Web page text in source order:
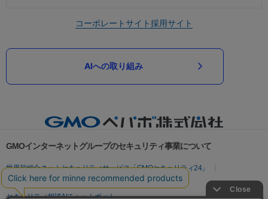
コーポレートサイト採用サイト
AIへの取り組み
GMOインターネットグループのセキュリティ事業について
世界初総合ネットセキュリティサービス「GMOセキュリティ24」
パスワード漏洩診断
Webサイトリスク診断
セキュリティ相談AIチャットボット